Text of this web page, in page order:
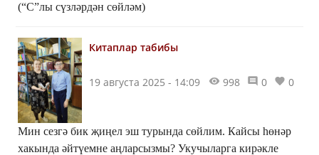
(“С”лы сүзләрдән сөйләм)
Китаплар табибы
19 августа 2025 - 14:09 998 0 0
Мин сезгә бик җиңел эш турында сөйлим. Кайсы һөнәр
хакында әйтүемне аңларсызмы? Укучыларга кирәкле